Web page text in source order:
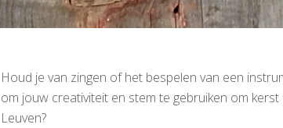
Houd je van zingen of het bespelen van een
om jouw creativiteit en stem te gebruiken om
Leuven?